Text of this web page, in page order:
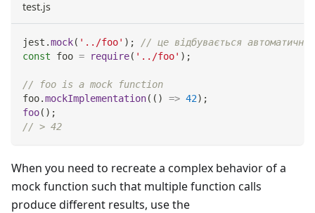
test.js
jest .mock( '../foo' ) ;
// це відбувається
const foo = require( '../foo' ) ;
// foo is a mock function
foo.mockImplementation( ( ) => 42) ;
foo( ) ;
// > 42
When you need to recreate a complex behavior of a
mock function such that multiple function calls
produce different results, use the